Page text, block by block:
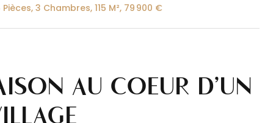
3 Chambres, 115 M², 79 900 €
AU CŒUR D’UN